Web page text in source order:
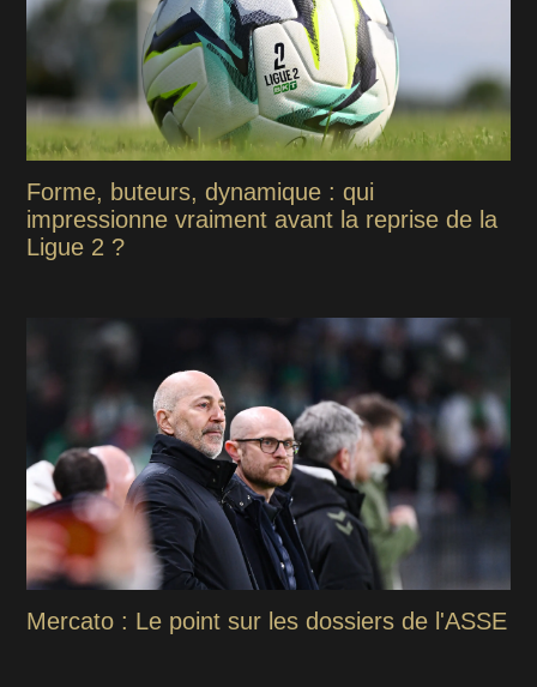
Forme, buteurs, dynamique : qui
impressionne vraiment avant la reprise de la
Ligue 2 ?
Mercato : Le point sur les dossiers de l'ASSE